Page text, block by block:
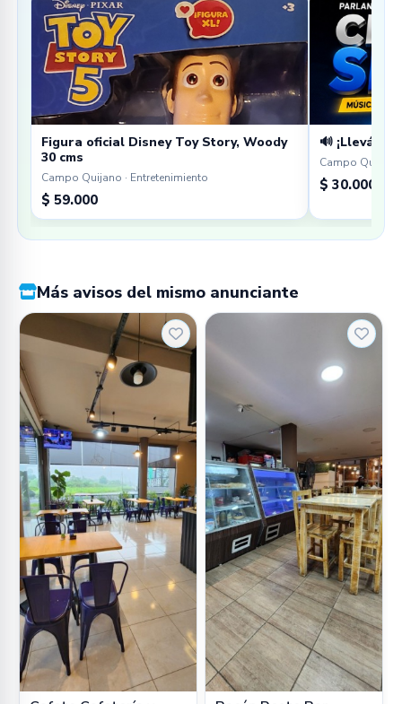
Figura oficial Disney Toy Story, Woody
30 cms
Campo Quijano · Entretenimiento
$ 59.000
🔊 ¡Llevá tu
Campo
$ 30.000
Más avisos del mismo anunciante